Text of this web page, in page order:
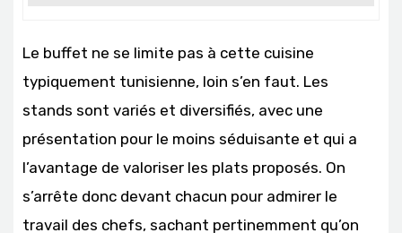
Le buffet ne se limite pas à cette cuisine
typiquement tunisienne, loin s’en faut. Les
stands sont variés et diversifiés, avec une
présentation pour le moins séduisante et qui a
l’avantage de valoriser les plats proposés. On
s’arrête donc devant chacun pour admirer le
travail des chefs, sachant pertinemment qu’on